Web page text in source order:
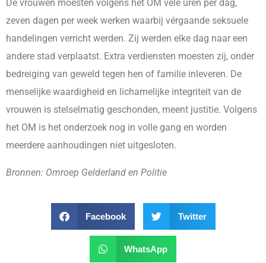
De vrouwen moesten volgens het OM vele uren per dag,
zeven dagen per week werken waarbij vérgaande seksuele
handelingen verricht werden. Zij werden elke dag naar een
andere stad verplaatst. Extra verdiensten moesten zij, onder
bedreiging van geweld tegen hen of familie inleveren. De
menselijke waardigheid en lichamelijke integriteit van de
vrouwen is stelselmatig geschonden, meent justitie. Volgens
het OM is het onderzoek nog in volle gang en worden
meerdere aanhoudingen niet uitgesloten.
Bronnen: Omroep Gelderland en Politie
Facebook Twitter
WhatsApp